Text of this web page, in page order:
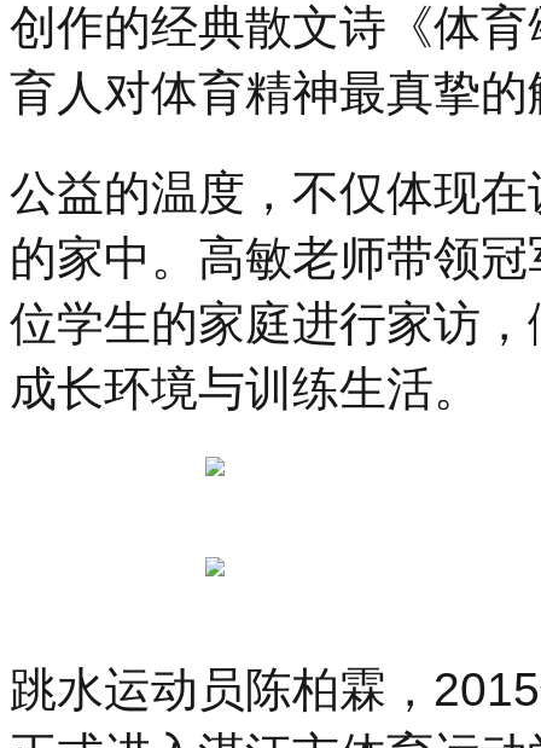
创作的经典散文诗《体
育人对体育精神最真挚
公益的温度，不仅体现
的家中。高敏老师带领
位学生的家庭进行家访
成长环境与训练生活。
跳水运动员陈柏霖，